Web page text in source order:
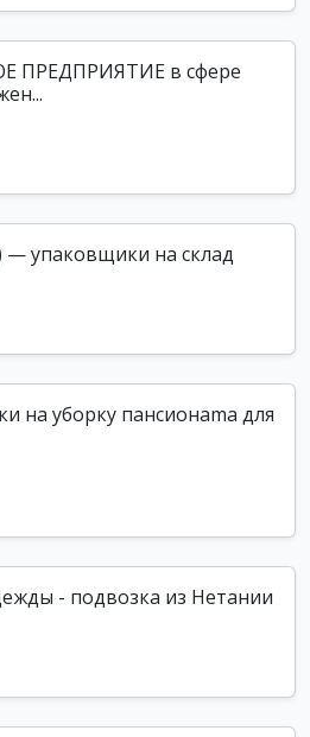
ПРЕДПРИЯТИЕ в сфере
упаковщики на склад
на уборку пансионama для
- подвозка из Нетании